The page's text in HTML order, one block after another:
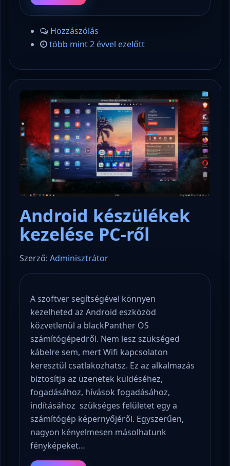
Hozzászólás
több mint 2 évvel ezelőtt
Android készülékek
kezelése PC-ről
Szerző: Adminisztrátor
A szoftver segítségével könnyen
kezelheted az Android eszközöd
közvetlenül a blackPanther OS
számítógépedről. Nem lesz szükséged
kábelre sem, mert Wifi kapcsolaton
keresztül csatlakozhatsz. Ez az alkalmazás
biztosítja az üzenetek küldéséhez,
fogadásához, hívások fogadásához,
indításához szükséges felületet egy a
számítógép képernyőjéről. Egyszerűen,
nagyon kényelmesen másolhatunk
fényképeket…